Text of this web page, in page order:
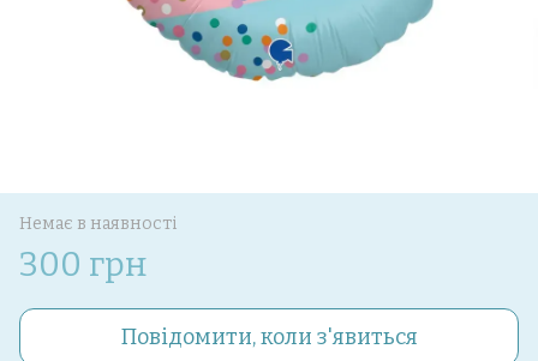
Немає в наявності
300 грн
Повідомити, коли з'явиться